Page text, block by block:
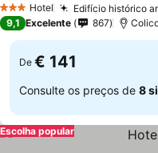
3 EstrelasHotel Edifício histórico
9,1 Excelente 867
De € 141
Consulte os preços de 8
Escolha popular